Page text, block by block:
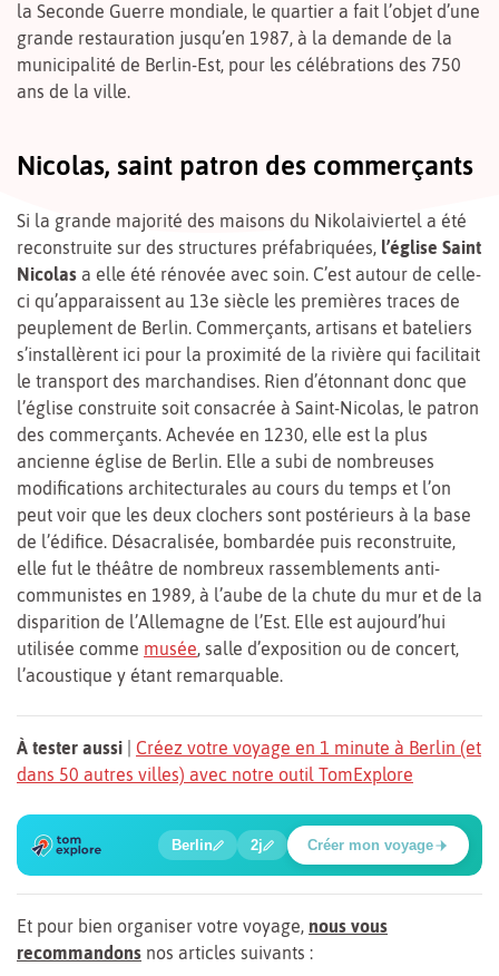
la Seconde Guerre mondiale, le quartier a fait l’objet d’une
grande restauration jusqu’en 1987, à la demande de la
municipalité de Berlin-Est, pour les célébrations des 750
ans de la ville.
Nicolas, saint patron des commerçants
Si la grande majorité des maisons du Nikolaiviertel a été
reconstruite sur des structures préfabriquées, l’église Saint
Nicolas a elle été rénovée avec soin. C’est autour de celle-
ci qu’apparaissent au 13e siècle les premières traces de
peuplement de Berlin. Commerçants, artisans et bateliers
s’installèrent ici pour la proximité de la rivière qui facilitait
le transport des marchandises. Rien d’étonnant donc que
l’église construite soit consacrée à Saint-Nicolas, le patron
des commerçants. Achevée en 1230, elle est la plus
ancienne église de Berlin. Elle a subi de nombreuses
modifications architecturales au cours du temps et l’on
peut voir que les deux clochers sont postérieurs à la base
de l’édifice. Désacralisée, bombardée puis reconstruite,
elle fut le théâtre de nombreux rassemblements anti-
communistes en 1989, à l’aube de la chute du mur et de la
disparition de l’Allemagne de l’Est. Elle est aujourd’hui
utilisée comme musée, salle d’exposition ou de concert,
l’acoustique y étant remarquable.
À tester aussi
Créez votre voyage en 1 minute à Berlin (et
dans 50 autres villes) avec notre outil TomExplore
🔍
🔍
🔍
🍲
🔍
🔍
Place Potsdamer
Berlin 2j Créer mon voyage
Et pour bien organiser votre voyage, nous vous
recommandons nos articles suivants :